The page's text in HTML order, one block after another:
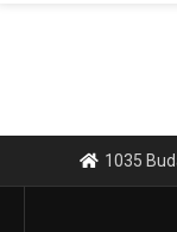
1035